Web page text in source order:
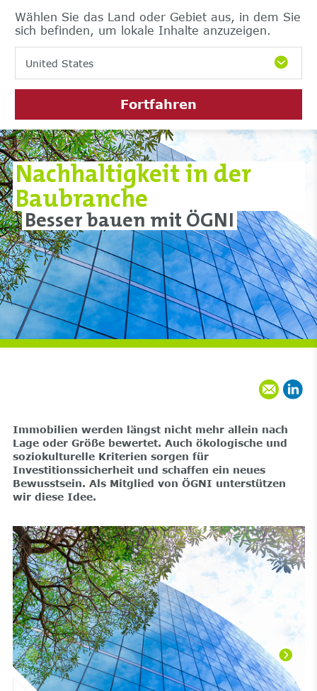
Wählen Sie das Land oder Gebiet aus, in dem Sie
sich befinden, um lokale Inhalte anzuzeigen.
United States
Fortfahren
Nachhaltigkeit in der
Baubranche
Besser bauen mit ÖGNI
Immobilien werden längst nicht mehr allein nach
Lage oder Größe bewertet. Auch ökologische und
soziokulturelle Kriterien sorgen für
Investitionssicherheit und schaffen ein neues
Bewusstsein. Als Mitglied von ÖGNI unterstützen
wir diese Idee.